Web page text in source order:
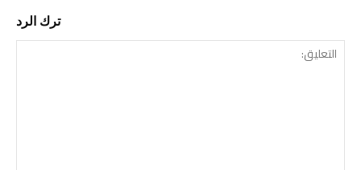
ترك الرد